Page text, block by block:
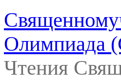
Олимпиада
Чтения